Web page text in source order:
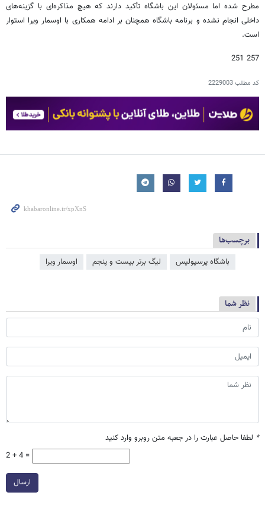
مطرح شده اما مسئولان این باشگاه تأکید دارند که هیچ مذاکره‌ای با گزینه‌های
داخلی انجام نشده و برنامه باشگاه همچنان بر ادامه همکاری با اوسمار ویرا استوار
است.
257 251
کد مطلب2229003
برچسب‌ها
باشگاه پرسپولیس لیگ برتر بیست و پنجم اوسمار ویرا
نظر شما
* لطفا حاصل عبارت را در جعبه متن روبرو وارد کنید
2 + 4 =
ارسال